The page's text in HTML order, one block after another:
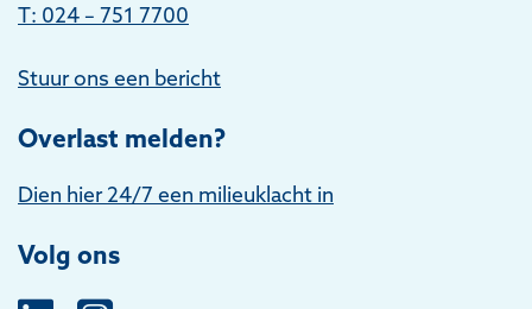
T: 024 – 751 7700
Stuur ons een bericht
Overlast melden?
Dien hier 24/7 een milieuklacht in
Volg ons